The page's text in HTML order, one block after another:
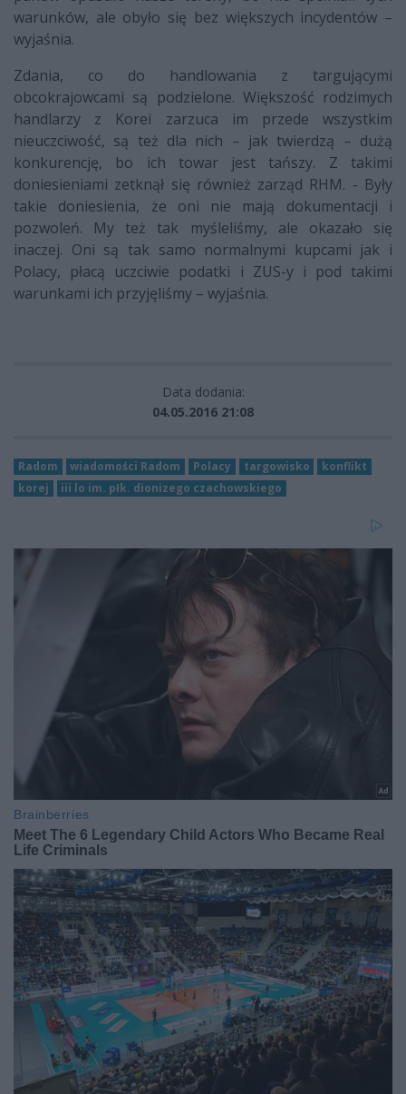
warunków, ale obyło się bez większych incydentów –
wyjaśnia.
Zdania, co do handlowania z targującymi
obcokrajowcami są podzielone. Większość rodzimych
handlarzy z Korei zarzuca im przede wszystkim
nieuczciwość, są też dla nich – jak twierdzą – dużą
konkurencję, bo ich towar jest tańszy. Z takimi
doniesieniami zetknął się również zarząd RHM. - Były
takie doniesienia, że oni nie mają dokumentacji i
pozwoleń. My też tak myśleliśmy, ale okazało się
inaczej. Oni są tak samo normalnymi kupcami jak i
Polacy, płacą uczciwie podatki i ZUS-y i pod takimi
warunkami ich przyjęliśmy – wyjaśnia.
Data dodania:
04.05.2016 21:08
Radom wiadomości Radom Polacy targowisko
konflikt
korej
iii lo im. płk. dionizego czachowskiego